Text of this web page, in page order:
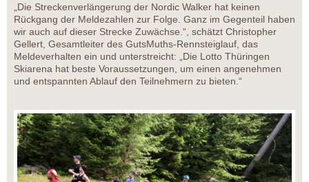
„Die Streckenverlängerung der Nordic Walker hat keinen
Rückgang der Meldezahlen zur Folge. Ganz im Gegenteil haben
wir auch auf dieser Strecke Zuwächse.“, schätzt Christopher
Gellert, Gesamtleiter des GutsMuths-Rennsteiglauf, das
Meldeverhalten ein und unterstreicht: „Die Lotto Thüringen
Skiarena hat beste Voraussetzungen, um einen angenehmen
und entspannten Ablauf den Teilnehmern zu bieten.“